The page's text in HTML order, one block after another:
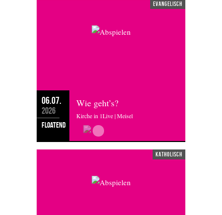
evangelisch
06.07.
2026
floatend
Wie geht’s?
Kirche in 1Live | Meisel
katholisch